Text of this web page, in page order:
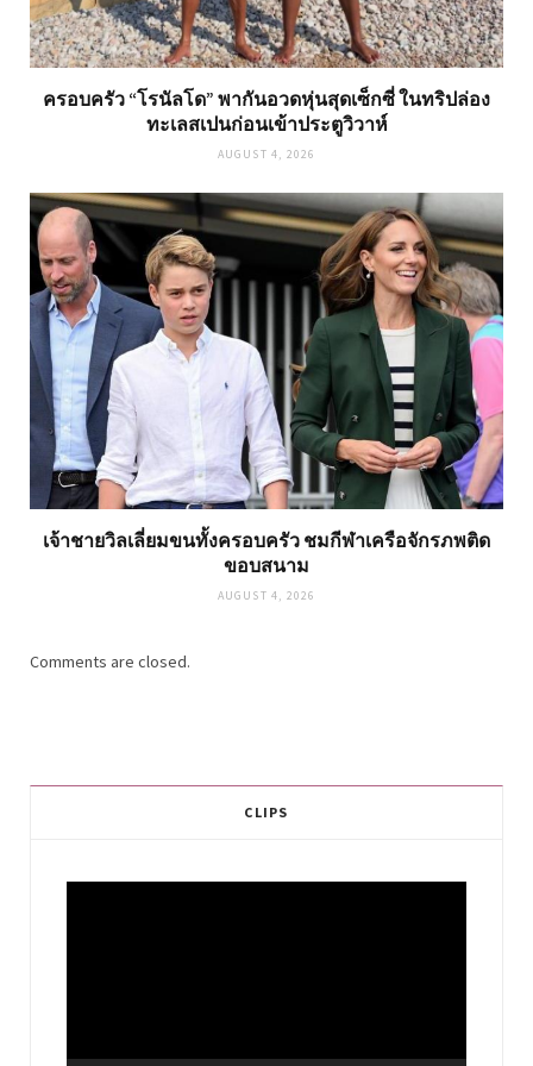
ครอบครัว “โรนัลโด” พากันอวดหุ่นสุดเซ็กซี่ ในทริปล่อง
ทะเลสเปนก่อนเข้าประตูวิวาห์
AUGUST 4, 2026
เจ้าชายวิลเลี่ยมขนทั้งครอบครัว ชมกีฬาเครือจักรภพติด
ขอบสนาม
AUGUST 4, 2026
Comments are closed.
CLIPS